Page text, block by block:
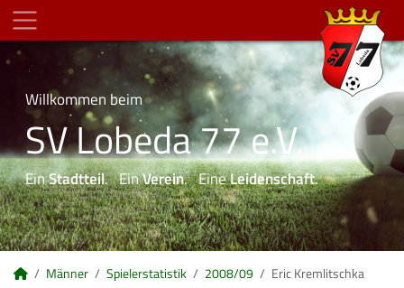
Willkommen beim
SV Lobeda 77 e.V.
EinStadtteil. EinVerein. EineLeidenschaft.
Männer Spielerstatistik 2008/09 Eric Kremlitschka